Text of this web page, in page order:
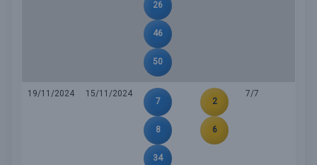
26
46
50
19/11/2024
15/11/2024
7
8
34
2
6
7/7